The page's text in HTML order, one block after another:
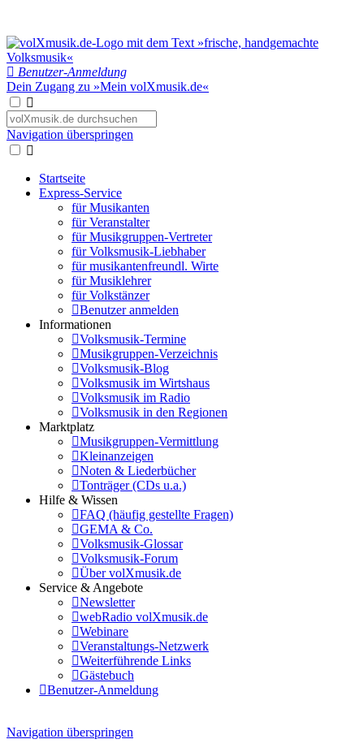
Benutzer-Anmeldung
Dein Zugang zu »Mein volXmusik.de«
Navigation überspringen
Startseite
Express-Service
für Musikanten
für Veranstalter
für Musikgruppen-Vertreter
für Volksmusik-Liebhaber
für musikantenfreundl. Wirte
für Musiklehrer
für Volkstänzer
Benutzer anmelden
Informationen
Volksmusik-Termine
Musikgruppen-Verzeichnis
Volksmusik-Blog
Volksmusik im Wirtshaus
Volksmusik im Radio
Volksmusik in den Regionen
Marktplatz
Musikgruppen-Vermittlung
Kleinanzeigen
Noten & Liederbücher
Tonträger (CDs u.a.)
Hilfe & Wissen
FAQ (häufig gestellte Fragen)
GEMA & Co.
Volksmusik-Glossar
Volksmusik-Forum
Über volXmusik.de
Service & Angebote
Newsletter
webRadio volXmusik.de
Webinare
Veranstaltungs-Netzwerk
Weiterführende Links
Gästebuch
Benutzer-Anmeldung
Navigation überspringen